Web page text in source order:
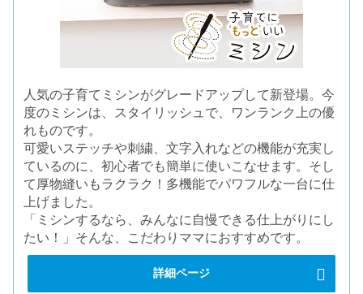
人気の子育てミシンがグレードアップして新登場。今
度のミシンは、スタイリッシュで、ワンランク上の優
れものです。
可愛いステッチや刺繍、文字入れなどの機能が充実し
ているのに、初心者でも簡単に使いこなせます。そし
て厚物縫いもラクラク！多機能でパワフルな一台に仕
上げました。
「ミシンするなら、みんなに自慢できる仕上がりにし
たい！」そんな、こだわりママにおすすめです。
詳細ページ